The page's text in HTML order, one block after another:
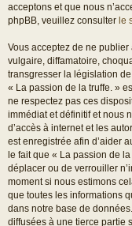
acceptons et que nous
phpBB, veuillez consulter le
Vous acceptez de ne
vulgaire, diffamatoire,
transgresser la législation
« La passion de la truffe. »
ne respectez pas ces
immédiat et définitif et nous
d’accès à internet et les
est enregistrée afin d’aider
le fait que « La passion de
déplacer ou de verrouiller
moment si nous estimons
que toutes les informations
dans notre base de
diffusées à une tierce partie